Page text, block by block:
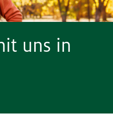
uns in